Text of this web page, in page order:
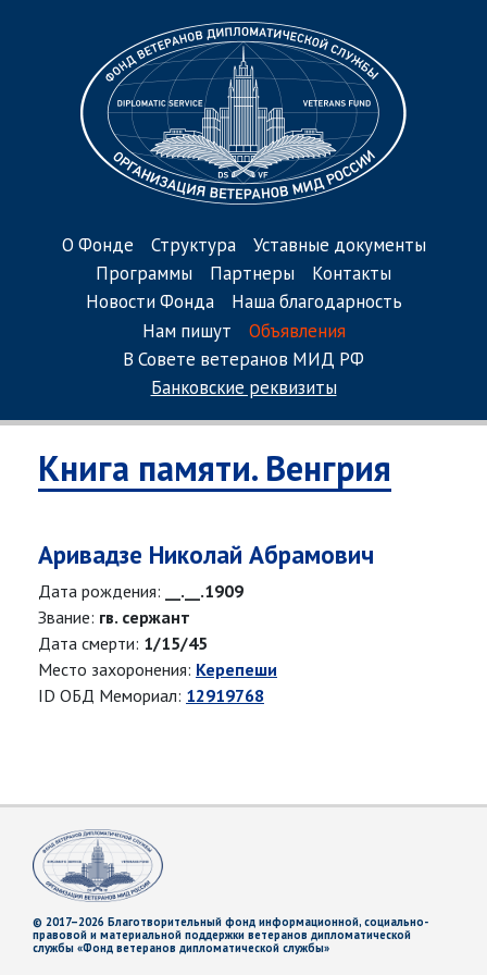
О Фонде Структура
Уставные документы
Программы
Партнеры
Контакты
Новости Фонда
Наша благодарность
Нам пишут
Объявления
В Совете ветеранов МИД РФ
Банковские реквизиты
Книга памяти. Венгрия
Аривадзе Николай Абрамович
Дата рождения:
__.__.1909
Звание: гв. сержант
Дата смерти: 1/15/45
Место захоронения: Керепеши
ID ОБД Мемориал: 12919768
© 2017–2026 Благотворительный фонд информационной, социально-
правовой и материальной поддержки ветеранов дипломатической
службы «Фонд ветеранов дипломатической службы»